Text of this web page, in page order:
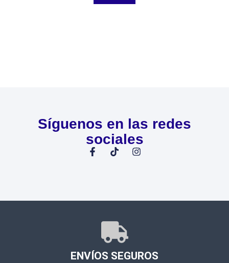
Síguenos en las redes
sociales
ENVÍOS SEGUROS